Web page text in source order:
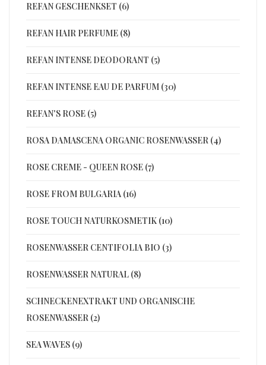
REFAN GESCHENKSET (6)
REFAN HAIR PERFUME (8)
REFAN INTENSE DEODORANT (5)
REFAN INTENSE EAU DE PARFUM (30)
REFAN'S ROSE (5)
ROSA DAMASCENA ORGANIC ROSENWASSER (4)
ROSE CREME - QUEEN ROSE (7)
ROSE FROM BULGARIA (16)
ROSE TOUCH NATURKOSMETIK (10)
ROSENWASSER CENTIFOLIA BIO (3)
ROSENWASSER NATURAL (8)
SCHNECKENEXTRAKT UND ORGANISCHE
ROSENWASSER (2)
SEA WAVES (9)